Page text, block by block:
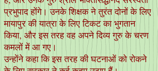
प्रभुपाद होंगे। उनके शिक्षक ने तुरंत दोनों के लिए
मायापुर की यात्रा के लिए टिकट का भुगतान
किया, और इस तरह वह अपने दिव्य गुरु के चरण
कमलों में आ गए।
उन्होंने कहा कि इस तरह की घटनाओं को रोकने